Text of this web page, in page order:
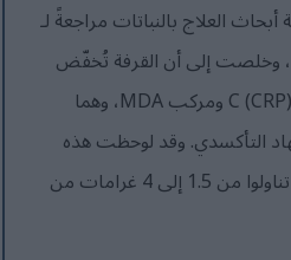
العلاج بالنباتات مراجعةً لـ
وخلصت إلى أن القرفة تُخفّض
مستويات البروتين التفاعلي C (CRP) ومركب MDA، وهما
التأكسدي. وقد لوحظت هذه
الفوائد لدى الأشخاص الذين تناولوا من 1.5 إلى 4 غرامات من